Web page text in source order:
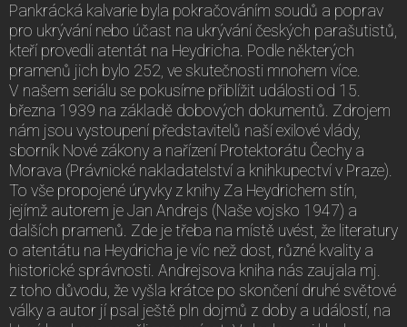
Pankrácká kalvarie byla pokračováním soudů a poprav
pro ukrývání nebo účast na ukrývání českých parašutistů,
kteří provedli atentát na Heydricha. Podle některých
pramenů jich bylo 252, ve skutečnosti mnohem více.
V našem seriálu se pokusíme přiblížit události od 15.
března 1939 na základě dobových dokumentů. Zdrojem
nám jsou vystoupení představitelů naší exilové vlády,
sborník Nové zákony a nařízení Protektorátu Čechy a
Morava (Právnické nakladatelství a knihkupectví v Praze).
To vše propojené úryvky z knihy Za Heydrichem stín,
jejímž autorem je Jan Andrejs (Naše vojsko 1947) a
dalších pramenů. Zde je třeba na místě uvést, že literatury
o atentátu na Heydricha je víc než dost, různé kvality a
historické správnosti. Andrejsova kniha nás zaujala mj.
z toho důvodu, že vyšla krátce po skončení druhé světové
války a autor jí psal ještě pln dojmů z doby a událostí, na